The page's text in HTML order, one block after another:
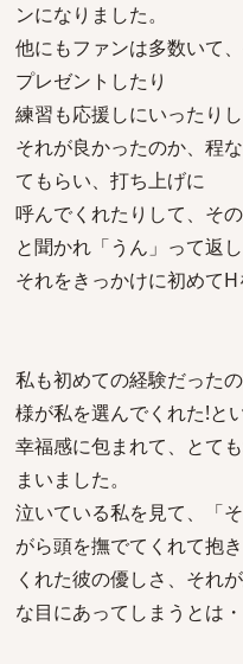
ンになりました。
他にもファンは多数いて
プレゼントしたり
練習も応援しにいったりし
それが良かったのか、程
てもらい、打ち上げに
呼んでくれたりして、そ
と聞かれ「うん」って返
それをきっかけに初めてH
私も初めての経験だった
様が私を選んでくれた!と
幸福感に包まれて、とて
まいました。
泣いている私を見て、「
がら頭を撫でてくれて抱
くれた彼の優しさ、それ
な目にあってしまうとは